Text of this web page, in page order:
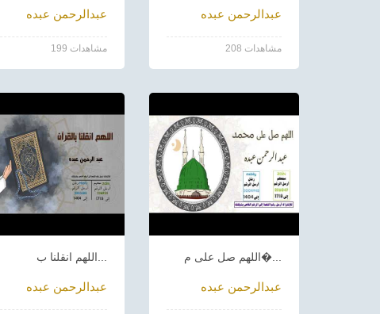
عبدالرحمن عبده
199 مشاهدات
عبدالرحمن عبده
208 مشاهدات
عبدالرحمن عبده
اللهم صل على م�...
عبدالرحمن عبده